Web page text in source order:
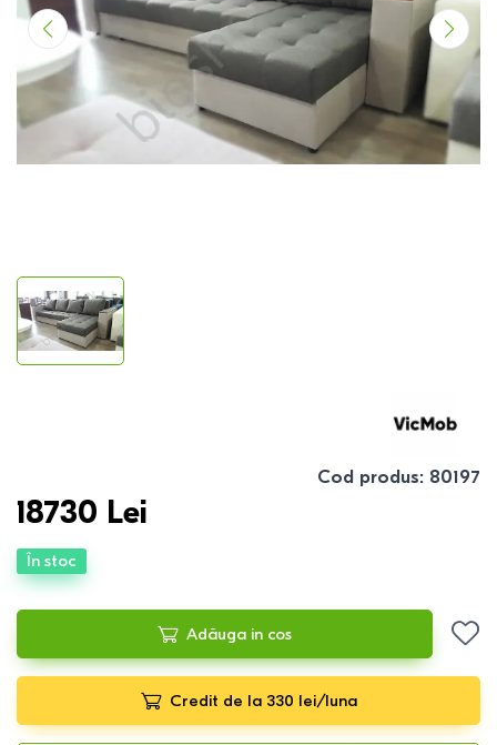
Cod produs: 80197
18730 Lei
În stoc
Adăuga in cos
Credit de la 330 lei/luna